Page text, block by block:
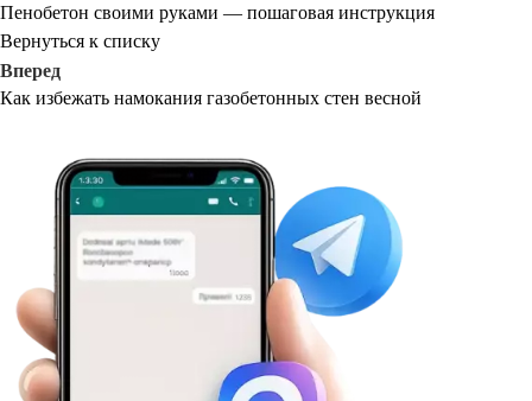
Пенобетон своими руками — пошаговая инструкция
Вернуться к списку
Вперед
Как избежать намокания газобетонных стен весной